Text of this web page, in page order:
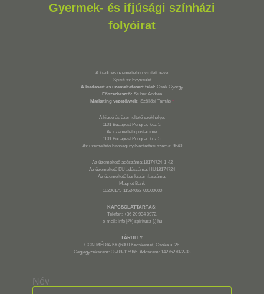
Gyermek- és ifjúsági színházi
folyóirat
A kiadó és üzemeltető rövidített neve:
Spiritusz Egyesület
A kiadásért és üzemeltetésért felel: Csák György
Főszerkesztő: Stuber Andrea
Marketing vezető/web: Szöllősi Tamás *
A kiadó és üzemeltető székhelye:
1101 Budapest Pongrác köz 5.
Az üzemeltető postacíme:
1101 Budapest Pongrác köz 5.
Az üzemeltető bírósági nyilvántartási száma: 9640
Az üzemeltető adószáma:18174724-1-42
Az üzemeltető EU adószáma: HU18174724
Az üzemeltető bankszámlaszáma:
Magnet Bank
16200175-11534062-00000000
KAPCSOLATTARTÁS:
Telefon: +36 20 934 0972,
e-mail: info [@] spiritusz [.] hu
TÁRHELY:
CON MÉDIA Kft (6000 Kecskemét, Csóka u. 26.
Cégjegyzékszám: 03-09-115965. Adószám: 14275270-2-03
Név